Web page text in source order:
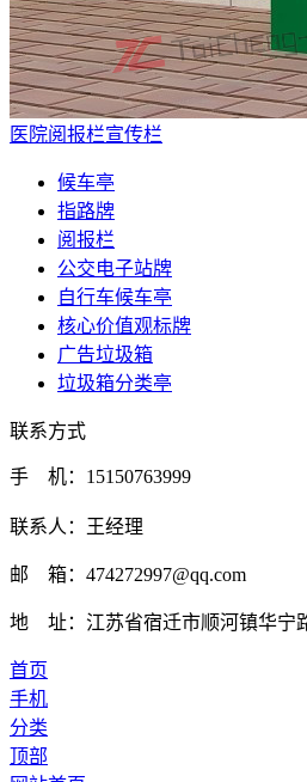
医院阅报栏宣传栏
候车亭
指路牌
阅报栏
公交电子站牌
自行车候车亭
核心价值观标牌
广告垃圾箱
垃圾箱分类亭
联系方式
手 机：15150763999
联系人：王经理
邮 箱：474272997@qq.com
地 址：江苏省宿迁市顺河镇华宁
首页
手机
分类
顶部